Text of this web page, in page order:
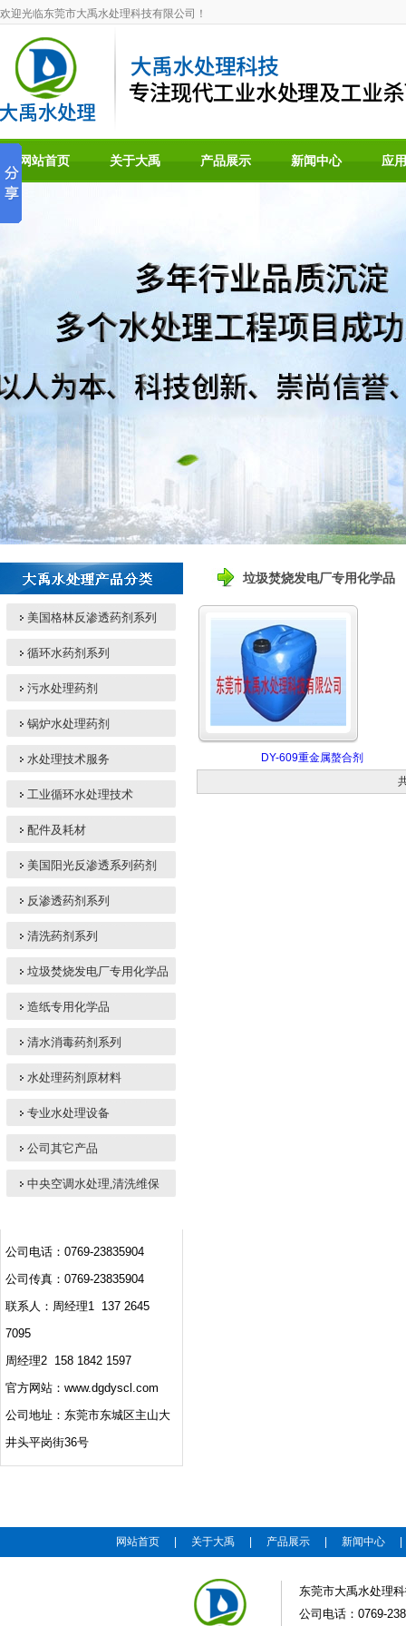
欢迎光临东莞市大禹水处理科技有限公司！
网站首页 关于大禹 产品展示 新闻中心 应
美国格林反渗透药剂系列
循环水药剂系列
污水处理药剂
锅炉水处理药剂
水处理技术服务
工业循环水处理技术
配件及耗材
美国阳光反渗透系列药剂
反渗透药剂系列
清洗药剂系列
垃圾焚烧发电厂专用化学品
造纸专用化学品
清水消毒药剂系列
水处理药剂原材料
专业水处理设备
公司其它产品
中央空调水处理,清洗维保
公司电话：0769-23835904
公司传真：0769-23835904
联系人：周经理1 137 2645
7095
周经理2 158 1842 1597
官方网站：www.dgdyscl.com
公司地址：东莞市东城区主山大
井头平岗街36号
垃圾焚烧发电厂专用化学品
DY-609重金属螯合剂
网站首页 关于大禹 产品展示 新闻中心
东莞市大禹水处理
公司电话：0769-